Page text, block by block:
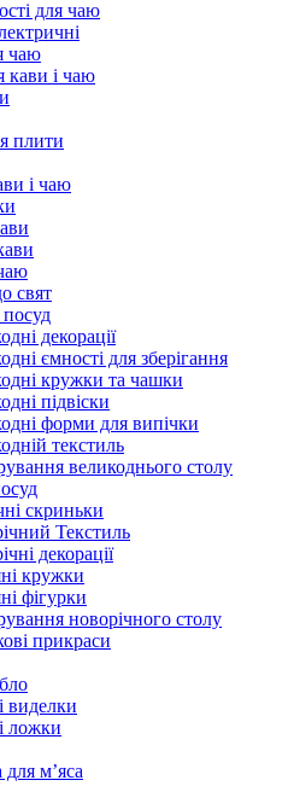
для чаю
чаю
кави і чаю
плити
і чаю
свят
декорації
ємності для зберігання
кружки та чашки
підвіски
форми для випічки
текстиль
великоднього столу
скриньки
Текстиль
декорації
кружки
фігурки
новорічного столу
прикраси
виделки
ложки
м’яса